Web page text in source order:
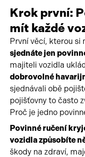
Krok první:
mít každé
První věcí, kterou si
sjednáte jen
majiteli vozidla
dobrovolné
sjednávali obě
pojišťovny to často
Proč je jedno
Povinné ručení
vozidla způsobíte
škody na zdraví,